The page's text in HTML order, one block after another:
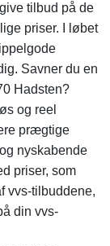
tilbud på de
priser. I løbet
Savner du en
Hadsten?
og reel
prægtige
nyskabende
priser, som
vvs-tilbuddene,
din vvs-